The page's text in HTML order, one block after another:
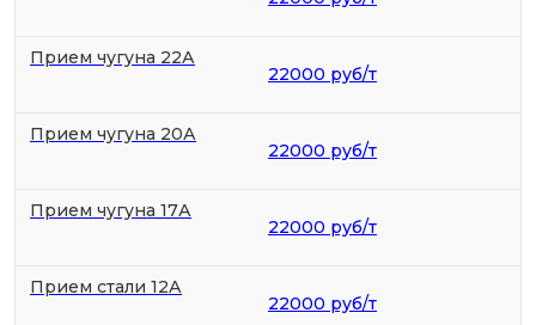
Прием чугуна 22А
22000 руб/т
Прием чугуна 20А
22000 руб/т
Прием чугуна 17А
22000 руб/т
Прием стали 12А
22000 руб/т